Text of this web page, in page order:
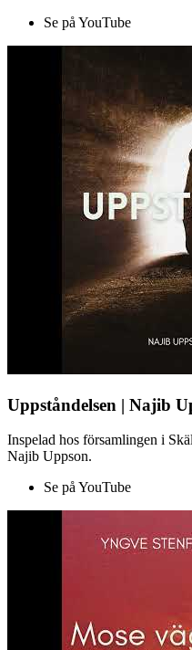
Se på YouTube
Uppståndelsen | Najib
Inspelad hos församlingen i
Najib Uppson.
Se på YouTube